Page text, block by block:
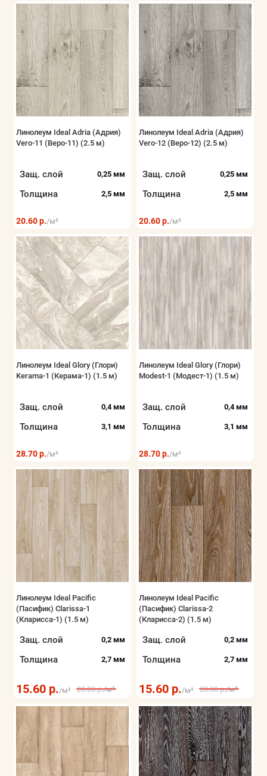
Линолеум Ideal Adria (Адрия)
Vero-11 (Веро-11) (2.5 м)
Защ. слой 0,25 мм
Толщина 2,5 мм
20.60 р./м²
Линолеум Ideal Adria (Адрия)
Vero-12 (Веро-12) (2.5 м)
Защ. слой 0,25 мм
Толщина 2,5 мм
20.60 р./м²
Линолеум Ideal Glory (Глори)
Kerama-1 (Керама-1) (1.5 м)
Защ. слой 0,4 мм
Толщина 3,1 мм
28.70 р./м²
Линолеум Ideal Glory (Глори)
Modest-1 (Модест-1) (1.5 м)
Защ. слой 0,4 мм
Толщина 3,1 мм
28.70 р./м²
Линолеум Ideal Pacific
(Пасифик) Clarissa-1
(Кларисса-1) (1.5 м)
Защ. слой 0,2 мм
Толщина 2,7 мм
15.60 р./м² 20.00 р./м²
Линолеум Ideal Pacific
(Пасифик) Clarissa-2
(Кларисса-2) (1.5 м)
Защ. слой 0,2 мм
Толщина 2,7 мм
15.60 р./м² 20.00 р./м²